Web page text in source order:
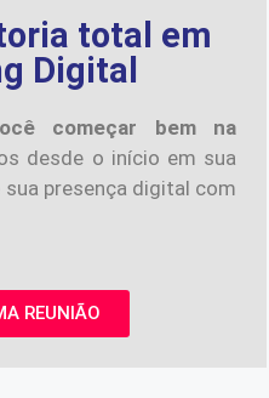
total em
Digital
começar bem na
desde o início em sua
sua presença digital com
REUNIÃO